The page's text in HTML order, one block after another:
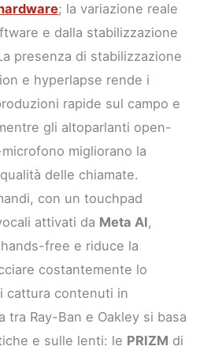
; la variazione reale
e dalla stabilizzazione
presenza di stabilizzazione
e hyperlapse rende i
rapide sul campo e
gli altoparlanti open-
migliorano la
delle chiamate.
con un touchpad
attivati da Meta AI,
free e riduce la
costantemente lo
cattura contenuti in
tra Ray-Ban e Oakley si basa
e sulle lenti: le PRIZM di